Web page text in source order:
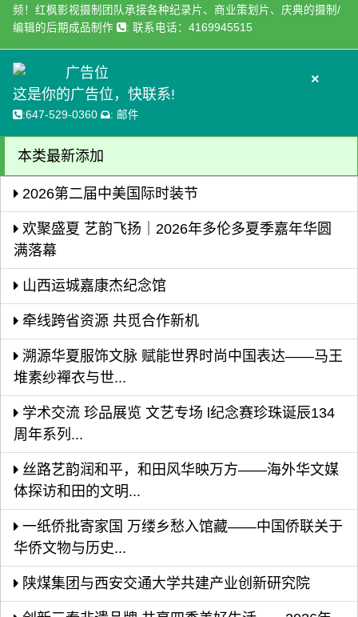
频！红枫影视摄制团队承接各种纪录片、商业策划片、庆典的摄制/
编辑的后期成品制作
: 联系电话：4169945515
×
广告位
这是你的广告位，快联系!
:647-529-0360 : 邮件
本类最新添加
2026第二届中美国际时装节
欢聚盛夏 艺韵飞扬｜2026年多伦多夏季嘉年华圆
满落幕
山西运城嘉康杰纪念馆
牵线跨省资源 共觅合作新机
溯源华夏服饰文脉 赋能世界时尚中国表达——马王
堆素纱襌衣与世...
学术交流 珍品展览 文艺专场 l纪念赛珍珠诞辰134
周年系列...
丝路艺韵润和平，和田风华映万方——海外华文媒
体探访和田的文明...
一纸侨批寄家国 万缕乡愁入馆藏——中国侨联关于
华侨文物与历史...
陕煤集团与西安交通大学共建产业创新研究院